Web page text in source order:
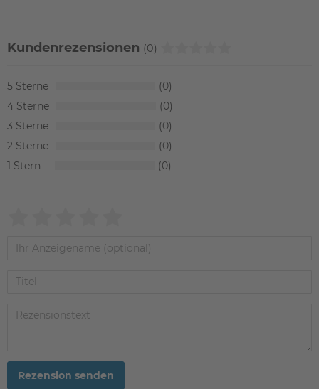
Kundenrezensionen (0)
5
0
4
0
3
0
2
0
1
0
Rezension senden